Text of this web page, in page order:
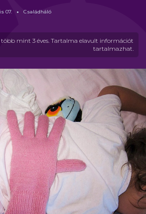
több mint 3 éves. Tartalma elavult információt
tartalmazhat.
07. Családháló